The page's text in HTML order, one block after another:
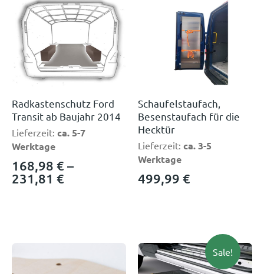
Radkastenschutz Ford
Transit ab Baujahr 2014
Lieferzeit: ca. 5-7
Werktage
168,98 € –
231,81 €
Schaufelstaufach,
Besenstaufach für die
Hecktür
Lieferzeit: ca. 3-5
Werktage
499,99 €
Sale!